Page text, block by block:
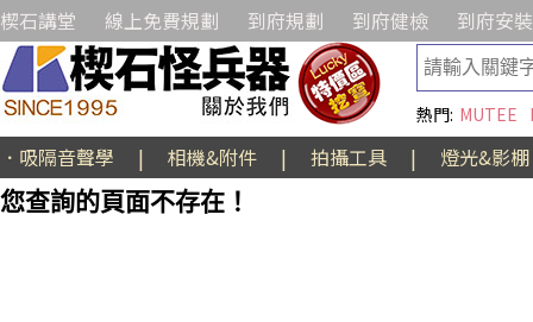
楔石講堂 線上免費規劃 到府規劃 到府健檢 到府安裝
熱門: MUTEE
．吸隔音聲學 | 相機&附件 | 拍攝工具 |
燈光&影棚
您查詢的頁面不存在！